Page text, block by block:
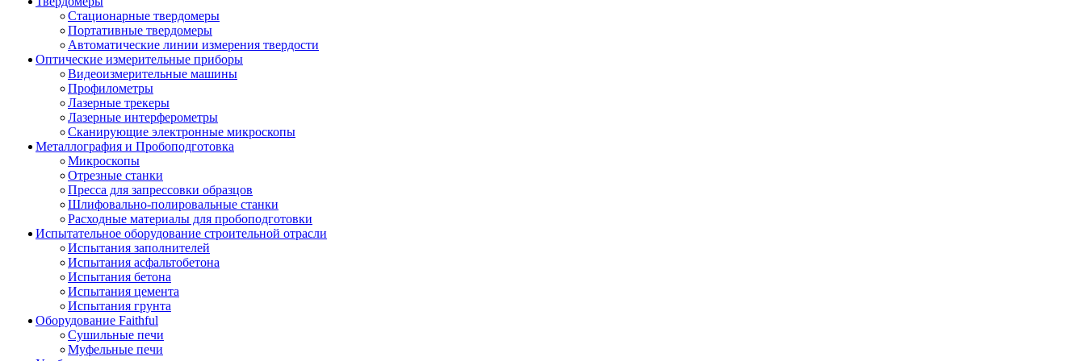
Стационарные твердомеры
Портативные твердомеры
Автоматические линии измерения твердости
Оптические измерительные приборы
Видеоизмерительные машины
Профилометры
Лазерные трекеры
Лазерные интерферометры
Сканирующие электронные микроскопы
Металлография и Пробоподготовка
Микроскопы
Отрезные станки
Пресса для запрессовки образцов
Шлифовально-полировальные станки
Расходные материалы для пробоподготовки
Испытательное оборудование строительной отрасли
Испытания заполнителей
Испытания асфальтобетона
Испытания бетона
Испытания цемента
Испытания грунта
Оборудование Faithful
Сушильные печи
Муфельные печи